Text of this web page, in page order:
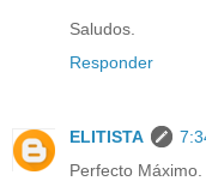
Saludos.
Responder
ELITISTA
Perfecto